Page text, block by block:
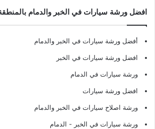
افضل ورشة سيارات في الخبر والدمام
أفضل ورشة سيارات في الخبر والدمام
افضل ورشة سيارات في الخبر
ورشة سيارات في الدمام
افضل ورشة سيارات
ورشة اصلاح سيارات في الخبر والدمام
ورشة سيارات في الخبر - الدمام